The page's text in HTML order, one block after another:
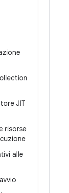
JIT
risorse
alle